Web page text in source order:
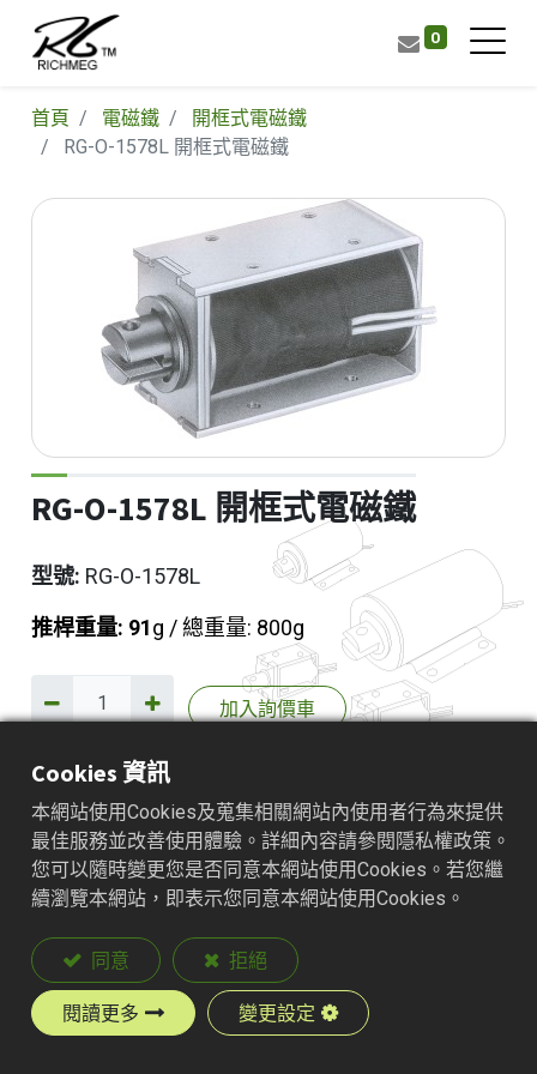
0
首頁 電磁鐵
開框式電磁鐵
RG-O-1578L 開框式電磁鐵
RG-O-1578L 開框式電磁鐵
型號: RG-O-1578L
推桿重量: 91g / 總重量: 800g
加入詢價車
產品說明
Cookies 資訊
本網站使用Cookies及蒐集相關網站內使用者行為來提供
最佳服務並改善使用體驗。詳細內容請參閱隱私權政策。
您可以隨時變更您是否同意本網站使用Cookies。若您繼
續瀏覽本網站，即表示您同意本網站使用Cookies。
同意 拒絕
閱讀更多 變更設定